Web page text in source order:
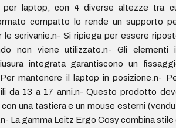
per laptop, con 4 diverse altezze tra
compatto lo rende un supporto
le scrivanie.n- Si ripiega per essere
non viene utilizzato.n- Gli elementi
integrata garantiscono un
mantenere il laptop in posizione.n-
da 13 a 17 anni.n- Questo prodotto
una tastiera e un mouse esterni
La gamma Leitz Ergo Cosy combina stile